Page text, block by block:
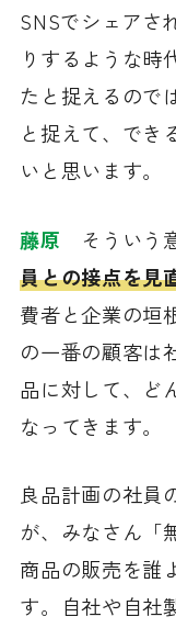
SNSでシェアさ
りするような時
たと捉えるので
と捉えて、でき
いと思います。
藤原 そういう
員との接点を見
費者と企業の垣
の一番の顧客は
品に対して、ど
なってきます。
良品計画の社員
が、みなさん「
商品の販売を誰
す。自社や自社